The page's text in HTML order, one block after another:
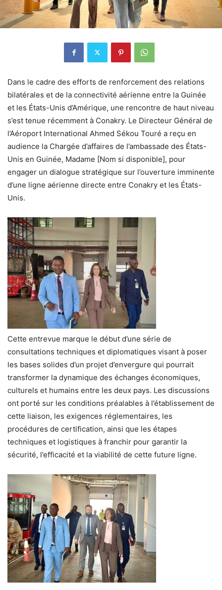
Dans le cadre des efforts de renforcement des relations
bilatérales et de la connectivité aérienne entre la Guinée
et les États-Unis d’Amérique, une rencontre de haut niveau
s’est tenue récemment à Conakry. Le Directeur Général de
l’Aéroport International Ahmed Sékou Touré a reçu en
audience la Chargée d’affaires de l’ambassade des États-
Unis en Guinée, Madame [Nom si disponible], pour
engager un dialogue stratégique sur l’ouverture imminente
d’une ligne aérienne directe entre Conakry et les États-
Unis.
Cette entrevue marque le début d’une série de
consultations techniques et diplomatiques visant à poser
les bases solides d’un projet d’envergure qui pourrait
transformer la dynamique des échanges économiques,
culturels et humains entre les deux pays. Les discussions
ont porté sur les conditions préalables à l’établissement de
cette liaison, les exigences réglementaires, les
procédures de certification, ainsi que les étapes
techniques et logistiques à franchir pour garantir la
sécurité, l’efficacité et la viabilité de cette future ligne.